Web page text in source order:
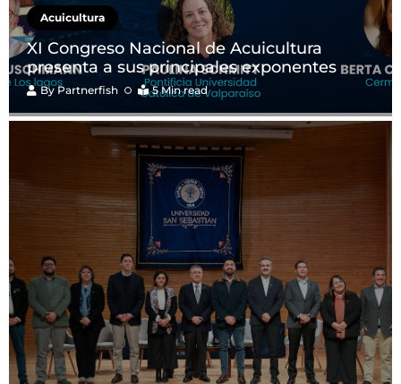
Acuicultura
XI Congreso Nacional de Acuicultura
presenta a sus principales exponentes
ByPartnerfish 5 Min read